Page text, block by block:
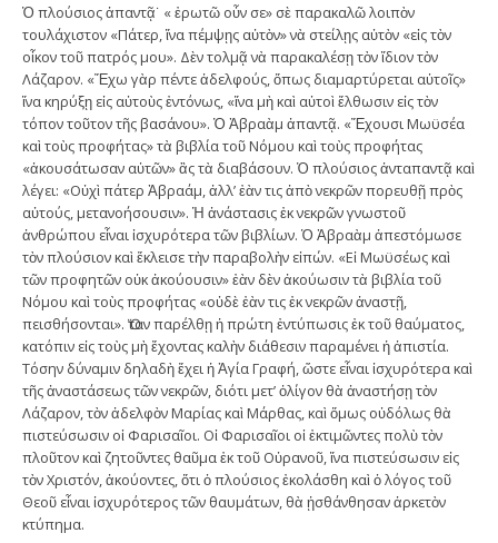
Ὁ πλούσιος ἀπαντᾷ˙ « ἐρωτῶ οὖν σε» σὲ παρακαλῶ λοιπὸν
τουλάχιστον «Πάτερ, ἵνα πέμψῃς αὐτὸν» νὰ στείλῃς αὐτὸν «εἰς τὸν
οἶκον τοῦ πατρός μου». Δὲν τολμᾷ νὰ παρακαλέσῃ τὸν ἴδιον τὸν
Λάζαρον. «Ἔχω γὰρ πέντε ἀδελφούς, ὅπως διαμαρτύρεται αὐτοῖς»
ἵνα κηρύξῃ εἰς αὐτοὺς ἐντόνως, «ἵνα μὴ καὶ αὐτοὶ ἔλθωσιν εἰς τὸν
τόπον τοῦτον τῆς βασάνου». Ὁ Ἀβραὰμ ἀπαντᾷ. «Ἔχουσι Μωϋσέα
καὶ τοὺς προφήτας» τὰ βιβλία τοῦ Νόμου καὶ τοὺς προφήτας
«ἀκουσάτωσαν αὐτῶν» ἂς τὰ διαβάσουν. Ὁ πλούσιος ἀνταπαντᾷ καὶ
λέγει: «Οὐχὶ πάτερ Ἀβραάμ, ἀλλ’ ἐὰν τις ἀπὸ νεκρῶν πορευθῇ πρὸς
αὐτούς, μετανοήσουσιν». Ἡ ἀνάστασις ἐκ νεκρῶν γνωστοῦ
ἀνθρώπου εἶναι ἰσχυρότερα τῶν βιβλίων. Ὁ Ἀβραὰμ ἀπεστόμωσε
τὸν πλούσιον καὶ ἔκλεισε τὴν παραβολὴν εἰπών. «Εἰ Μωϋσέως καὶ
τῶν προφητῶν οὐκ ἀκούουσιν» ἐὰν δὲν ἀκούωσιν τὰ βιβλία τοῦ
Νόμου καὶ τοὺς προφήτας «οὐδὲ ἐὰν τις ἐκ νεκρῶν ἀναστῇ,
πεισθήσονται». Ὅταν παρέλθῃ ἡ πρώτη ἐντύπωσις ἐκ τοῦ θαύματος,
κατόπιν εἰς τοὺς μὴ ἔχοντας καλὴν διάθεσιν παραμένει ἡ ἀπιστία.
Τόσην δύναμιν δηλαδὴ ἔχει ἡ Ἁγία Γραφή, ὥστε εἶναι ἰσχυρότερα καὶ
τῆς ἀναστάσεως τῶν νεκρῶν, διότι μετ’ ὀλίγον θὰ ἀναστήσῃ τὸν
Λάζαρον, τὸν ἀδελφὸν Μαρίας καὶ Μάρθας, καὶ ὅμως οὐδόλως θὰ
πιστεύσωσιν οἱ Φαρισαῖοι. Οἱ Φαρισαῖοι οἱ ἐκτιμῶντες πολὺ τὸν
πλοῦτον καὶ ζητοῦντες θαῦμα ἐκ τοῦ Οὐρανοῦ, ἵνα πιστεύσωσιν εἰς
τὸν Χριστόν, ἀκούοντες, ὅτι ὁ πλούσιος ἐκολάσθη καὶ ὁ λόγος τοῦ
Θεοῦ εἶναι ἰσχυρότερος τῶν θαυμάτων, θὰ ᾐσθάνθησαν ἀρκετὸν
κτύπημα.